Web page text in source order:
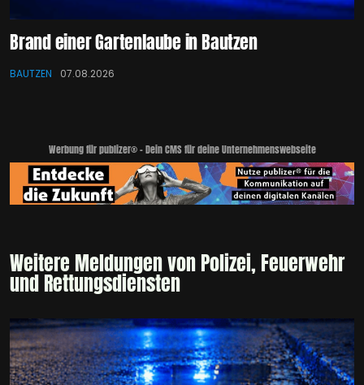
Brand einer Gartenlaube in Bautzen
BAUTZEN 07.08.2026
Werbung für publizer® - Dein CMS für deine Unternehmenswebseite
Weitere Meldungen von Polizei, Feuerwehr
und Rettungsdiensten